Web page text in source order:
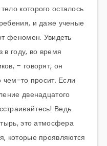
которого осталось
и даже ученые
феномен. Увидеть
в году, во время
– говорят, он
чем-то просит. Если
двенадцатого
Ведь
это атмосфера
которые проявляются